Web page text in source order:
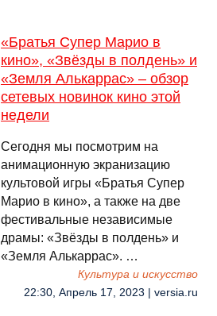
«Братья Супер Марио в
кино», «Звёзды в полдень» и
«Земля Алькаррас» – обзор
сетевых новинок кино этой
недели
Сегодня мы посмотрим на
анимационную экранизацию
культовой игры «Братья Супер
Марио в кино», а также на две
фестивальные независимые
драмы: «Звёзды в полдень» и
«Земля Алькаррас». …
Культура и искусство
22:30, Апрель 17, 2023 | versia.ru